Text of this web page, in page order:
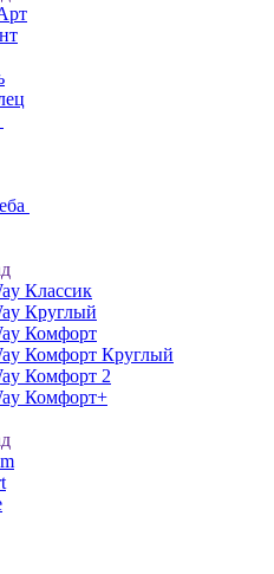
Классик
Круглый
Комфорт
Комфорт Круглый
Комфорт 2
Комфорт+